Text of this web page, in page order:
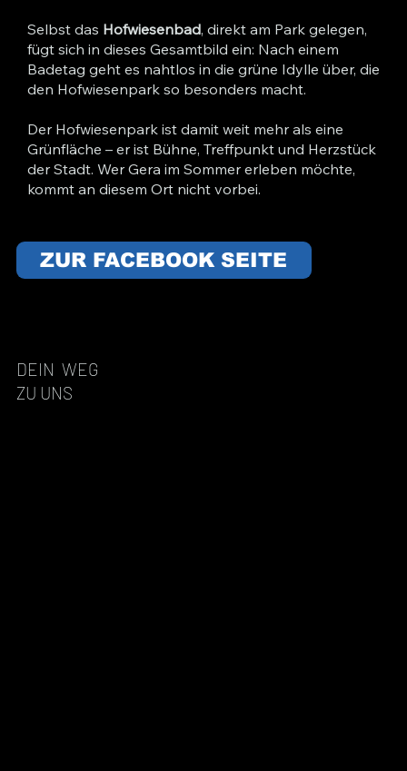
Selbst das Hofwiesenbad, direkt am Park gelegen,
fügt sich in dieses Gesamtbild ein: Nach einem
Badetag geht es nahtlos in die grüne Idylle über, die
den Hofwiesenpark so besonders macht.
Der Hofwiesenpark ist damit weit mehr als eine
Grünfläche – er ist Bühne, Treffpunkt und Herzstück
der Stadt. Wer Gera im Sommer erleben möchte,
kommt an diesem Ort nicht vorbei.
ZUR FACEBOOK SEITE
DEIN WEG
ZU UNS